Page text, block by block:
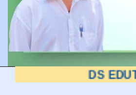
DS EDUTECH या